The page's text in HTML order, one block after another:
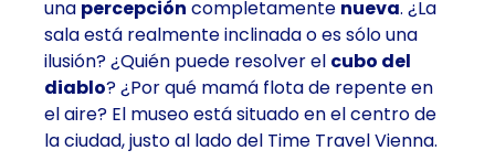
una percepción completamente nueva. ¿La
sala está realmente inclinada o es sólo una
ilusión? ¿Quién puede resolver el cubo del
diablo? ¿Por qué mamá flota de repente en
el aire? El museo está situado en el centro de
la ciudad, justo al lado del Time Travel Vienna.